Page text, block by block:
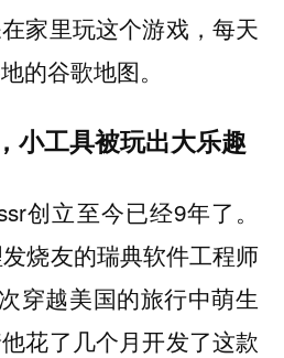
家里玩这个游戏，每天
的谷歌地图。
小工具被玩出大乐趣
创立至今已经9年了。
烧友的瑞典软件工程师
穿越美国的旅行中萌生
花了几个月开发了这款